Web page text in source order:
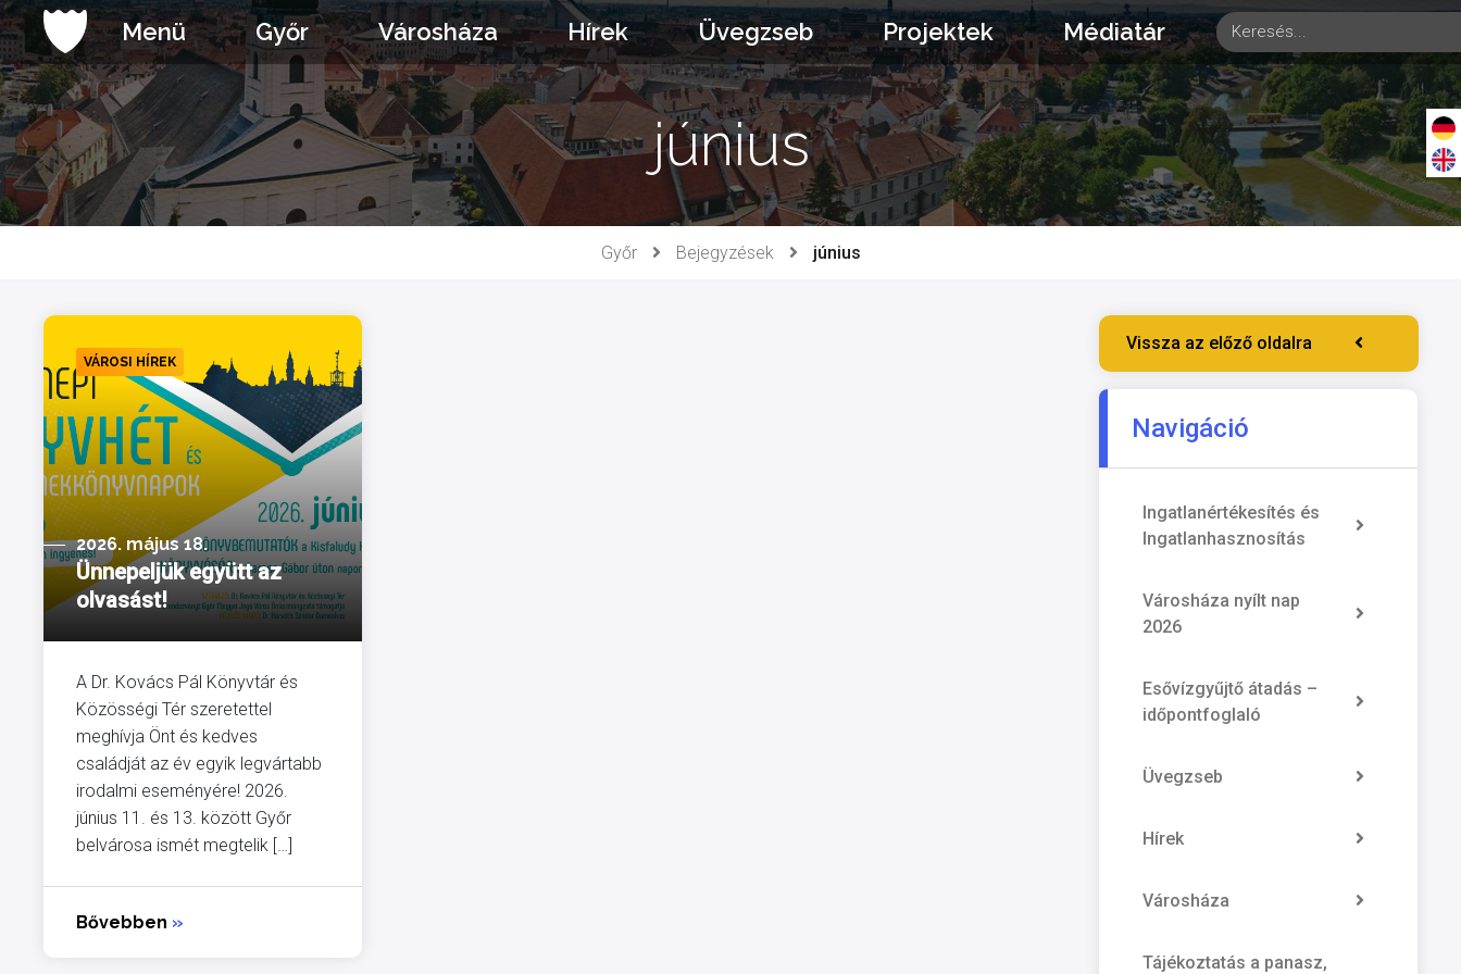
Ugrás
a
tartalomhoz
Menü Győr Városháza Hírek Üvegzseb Projektek Médiatár
június
Győr Bejegyzések június
VÁROSI HÍREK
2026. május 18.
Ünnepeljük együtt az
olvasást!
A Dr. Kovács Pál Könyvtár és
Közösségi Tér szeretettel
meghívja Önt és kedves
családját az év egyik legvártabb
irodalmi eseményére! 2026.
június 11. és 13. között Győr
belvárosa ismét megtelik […]
Bővebben »
Vissza az előző oldalra
Navigáció
Ingatlanértékesítés és
Ingatlanhasznosítás
Városháza nyílt nap
2026
Esővízgyűjtő átadás –
időpontfoglaló
Üvegzseb
Hírek
Városháza
Tájékoztatás a panasz,